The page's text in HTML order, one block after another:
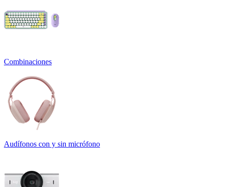
Combinaciones
Audífonos con y sin micrófono